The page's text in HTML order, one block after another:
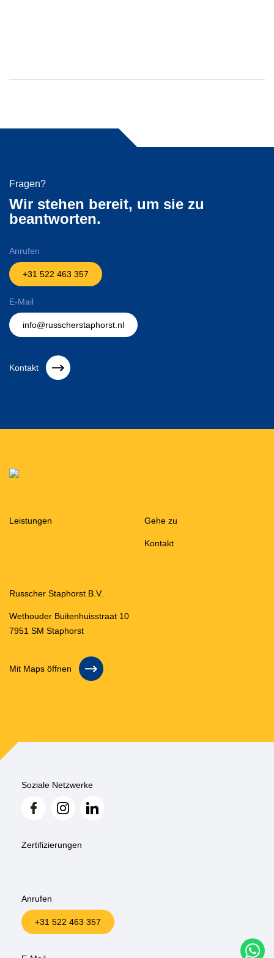
Fragen?
Wir stehen bereit, um sie zu
beantworten.
Anrufen
+31 522 463 357
E-Mail
info@russcherstaphorst.nl
Kontakt
Leistungen Gehe zu
Kontakt
Russcher Staphorst B.V.
Wethouder Buitenhuisstraat 10
7951 SM Staphorst
Mit Maps öffnen
Soziale Netzwerke
Zertifizierungen
Anrufen
+31 522 463 357